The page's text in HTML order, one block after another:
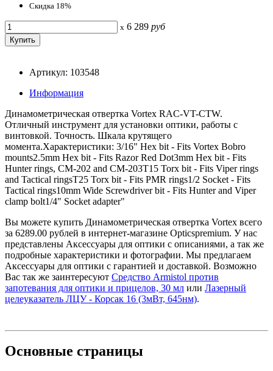
Скидка 18%
x 6 289 руб
Артикул: 103548
Информация
Динамометрическая отвертка Vortex RAC-VT-CTW.
Отличный инструмент для установки оптики, работы с
винтовкой. Точность. Шкала крутящего
момента.Характеристики: 3/16" Hex bit - Fits Vortex Bobro
mounts2.5mm Hex bit - Fits Razor Red Dot3mm Hex bit - Fits
Hunter rings, CM-202 and CM-203T15 Torx bit - Fits Viper rings
and Tactical ringsT25 Torx bit - Fits PMR rings1/2 Socket - Fits
Tactical rings10mm Wide Screwdriver bit - Fits Hunter and Viper
clamp bolt1/4" Socket adapter"
Вы можете купить Динамометрическая отвертка Vortex всего
за 6289.00 рублей в интернет-магазине Opticspremium. У нас
представлены Аксессуары для оптики с описаниями, а так же
подробные характеристики и фотографии. Мы предлагаем
Аксессуары для оптики с гарантией и доставкой. Возможно
Вас так же заинтересуют Средство Armistol против
запотевания для оптики и прицелов, 30 мл или Лазерный
целеуказатель ЛЦУ - Корсак 16 (3мВт, 645нм).
Основные страницы